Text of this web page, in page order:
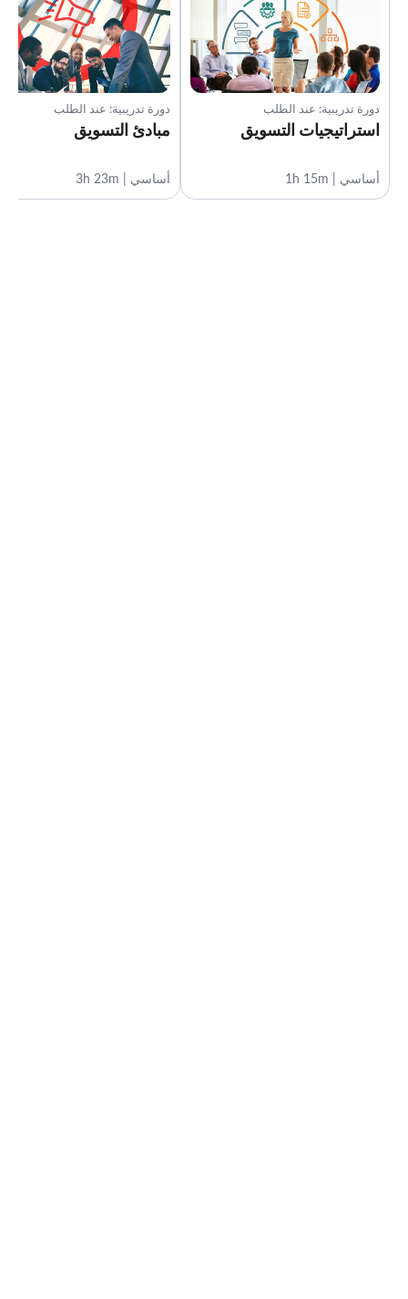
دورة تدريبية: عند الطلب
استراتيجيات التسويق
أساسي | 1h 15m
دورة تدريبية: عند الطلب
مبادئ التسويق
أساسي | 3h 23m